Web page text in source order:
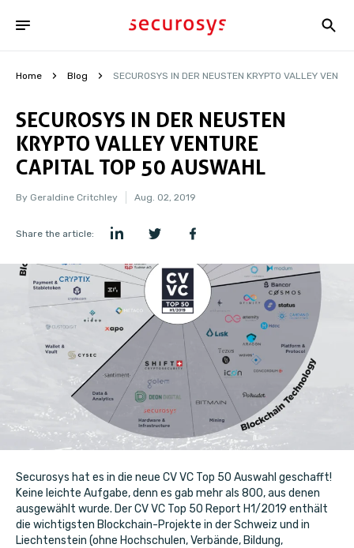
Home Blog SECUROSYS IN DER NEUSTEN KRYPTO VALLEY
SECUROSYS IN DER NEUSTEN
KRYPTO VALLEY VENTURE
CAPITAL TOP 50 AUSWAHL
By Geraldine Critchley Aug. 02, 2019
Share the article:
Securosys hat es in die neue CV VC Top 50 Auswahl geschafft!
Keine leichte Aufgabe, denn es gab mehr als 800, aus denen
ausgewählt wurde. Der CV VC Top 50 Report H1/2019 enthält
die wichtigsten Blockchain-Projekte in der Schweiz und in
Liechtenstein (ohne Hochschulen, Verbände, Bildung,